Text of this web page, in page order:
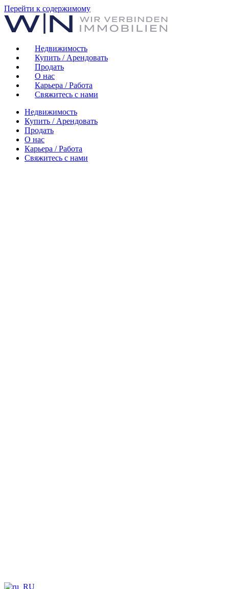
Перейти к содержимому
Недвижимость
Купить / Арендовать
Продать
О нас
Карьера / Работа
Свяжитесь с нами
Недвижимость
Купить / Арендовать
Продать
О нас
Карьера / Работа
Свяжитесь с нами